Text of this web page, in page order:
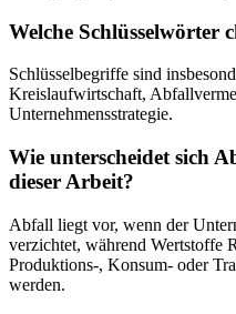
Welche Schlüsselwörter
Schlüsselbegriffe sind
Kreislaufwirtschaft,
Unternehmensstrategie.
Wie unterscheidet sich
dieser Arbeit?
Abfall liegt vor, wenn der
verzichtet, während Wertstoffe
Produktions-, Konsum- oder
werden.